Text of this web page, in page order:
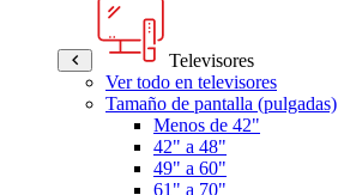
Televisores
Ver todo en televisores
Tamaño de pantalla (pulgadas)
Menos de 42"
42" a 48"
49" a 60"
61" a 70"